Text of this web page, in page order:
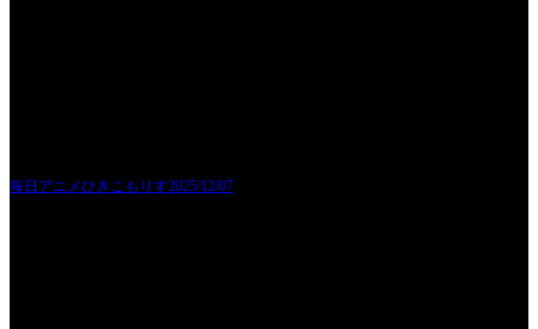
毎日アニメひきこもりす2025/12/07